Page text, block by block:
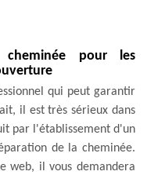
pour les
qui peut garantir
il est très sérieux dans
par l'établissement d'un
de la cheminée.
web, il vous demandera